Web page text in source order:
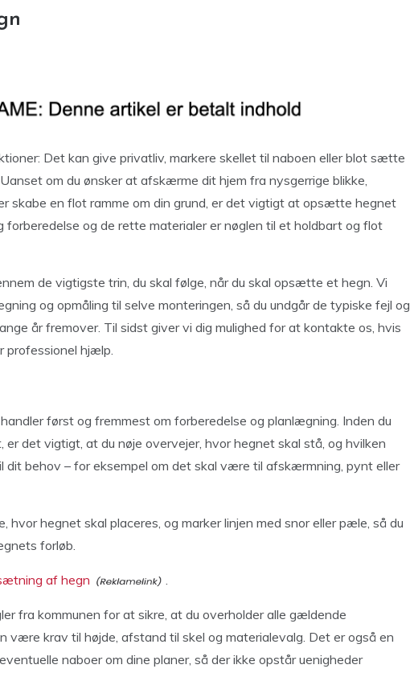
Det kan give privatliv, markere skellet til naboen eller blot sætte
om du ønsker at afskærme dit hjem fra nysgerrige blikke,
skabe en flot ramme om din grund, er det vigtigt at opsætte hegnet
forberedelse og de rette materialer er nøglen til et holdbart og flot
de vigtigste trin, du skal følge, når du skal opsætte et hegn. Vi
og opmåling til selve monteringen, så du undgår de typiske fejl og
år fremover. Til sidst giver vi dig mulighed for at kontakte os, hvis
professionel hjælp.
først og fremmest om forberedelse og planlægning. Inden du
er det vigtigt, at du nøje overvejer, hvor hegnet skal stå, og hvilken
dit behov – for eksempel om det skal være til afskærmning, pynt eller
hvor hegnet skal placeres, og marker linjen med snor eller pæle, så du
forløb.
af hegn .
fra kommunen for at sikre, at du overholder alle gældende
være krav til højde, afstand til skel og materialevalg. Det er også en
naboer om dine planer, så der ikke opstår uenigheder